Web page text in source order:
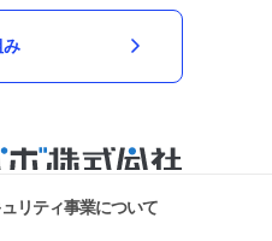
み
リティ事業について